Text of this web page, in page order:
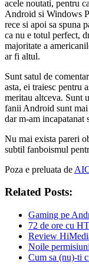
acele noutati, pentru
Android si Windows
rece si apoi sa spuna
ca nu e totul perfect,
majoritate a
ar fi altul.
Sunt satul de
asta, ei traiesc pentru
meritau altceva. Sunt
fanii Android sunt mai
dar m-am
Nu mai exista pareri
subtil fanboismul
Poza e preluata de
Related Posts:
Gaming pe
72 de ore cu
Review
Noile
Cum sa (nu)-ti